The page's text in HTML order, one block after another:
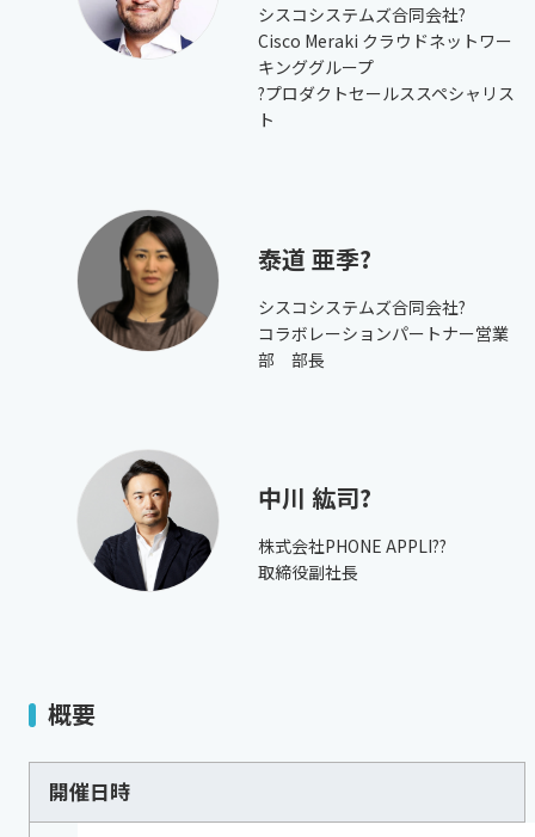
シスコシステムズ合同会社?
Cisco Meraki クラウドネットワー
キンググループ
?プロダクトセールススペシャリス
ト
泰道 亜季?
シスコシステムズ合同会社?
コラボレーションパートナー営業
部 部長
中川 紘司?
株式会社PHONE APPLI??
取締役副社長
概要
開催日時